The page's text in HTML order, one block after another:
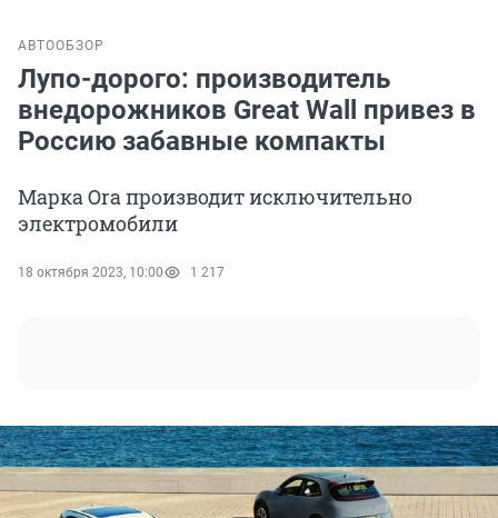
АВТООБЗОР
Лупо-дорого: производитель
внедорожников Great Wall привез в
Россию забавные компакты
Марка Ora производит исключительно
электромобили
18 октября 2023, 10:00 1 217